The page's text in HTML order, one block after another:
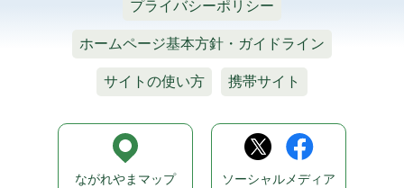
プライバシーポリシー
ホームページ基本方針・ガイドライン
サイトの使い方 携帯サイト
ながれやまマップ ソーシャルメディア